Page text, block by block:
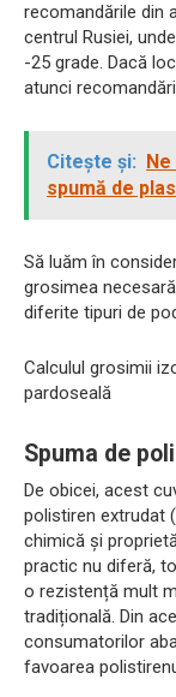
recomandările din
centrul Rusiei,
-25 grade. Dacă
atunci
Citește și:
spumă de
Să luăm în
grosimea
diferite tipuri de
Calculul grosimii
pardoseală
Spuma de
De obicei, acest
polistiren extrudat
chimică și
practic nu diferă,
o rezistență mult
tradițională. Din
consumatorilor
favoarea